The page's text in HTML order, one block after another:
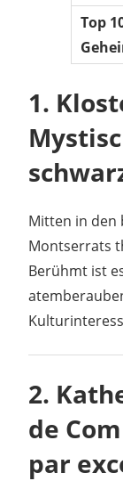
Top
1.
Mitten in den
Montserrats
Berühmt ist
2.
de
par